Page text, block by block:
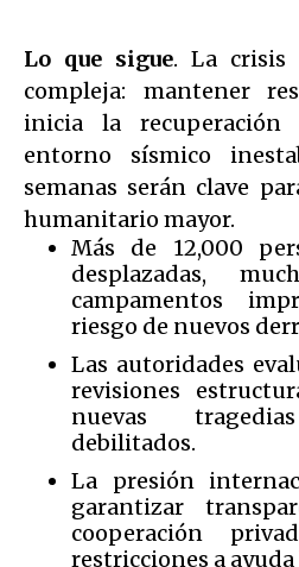
Lo que sigue. La crisis
compleja: mantener
inicia la
entorno sísmico
semanas serán clave
humanitario mayor.
Más de 12,000
desplazadas,
campamentos
riesgo de nuevos
Las autoridades
revisiones
nuevas
debilitados.
La presión
garantizar
cooperación
restricciones a